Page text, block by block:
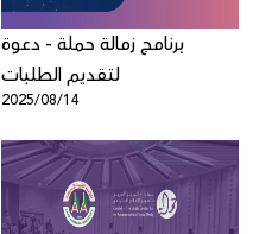
برنامج زمالة حملة - دعوة
لتقديم الطلبات
2025/08/14